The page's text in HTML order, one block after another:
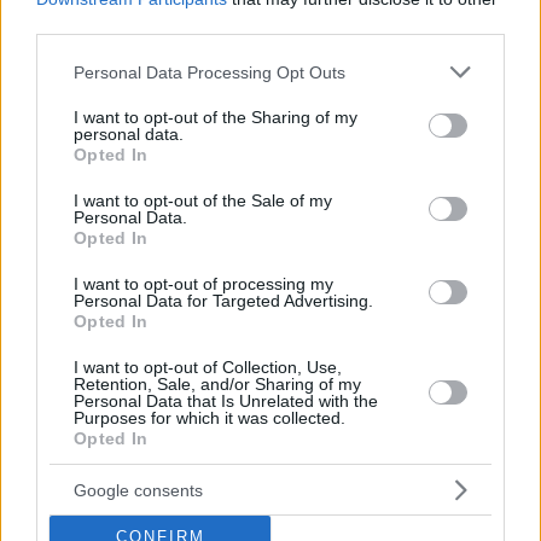
Please note that this website/app uses one or more Google
not limited to your visit or usage behaviour. You may click to
grant or deny consent to Google and its third-party tags to
use your data for below specified purposes in below Google
consent section.
Personal Data Processing Opt Outs
I want to opt-out of the Sharing of my
personal data.
Opted In
I want to opt-out of the Sale of my
Personal Data.
Opted In
I want to opt-out of processing my
Personal Data for Targeted Advertising.
Opted In
I want to opt-out of Collection, Use,
Retention, Sale, and/or Sharing of my
Personal Data that Is Unrelated with the
Purposes for which it was collected.
Opted In
Google consents
CONFIRM
Τα δεκάλεπτα: 19-19, 46-32, 64-44, 87-65.
Παυλοπούλου 5 (1/2 τριπ., 5 ασίστ), Νικολοπούλου 1,
Λουκά 2, Σπανού 6 (5 ριμπ., 6 ασίστ), Χατζηλεοντή 4,
Χριστινάκη 12 (1), Παρκς 14 (1), Χαιριστανίδου, Φασούλα
21 (7/13 διπ, 7/8 βολές, 6 ριμπ., 4 ασίστ), Καρλάφτη.
Ελβετία (Φ.Γκόμεζ): Μαργκό, Κονσταντίν, Ρανισάβλιεβιτς